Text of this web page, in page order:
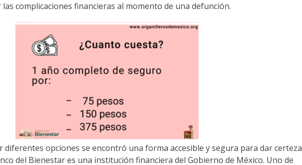
complicaciones financieras al momento de una defunción.
diferentes opciones se encontró una forma accesible y segura para dar certeza
del Bienestar es una institución financiera del Gobierno de México. Uno de